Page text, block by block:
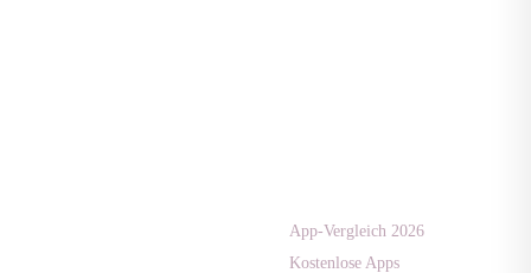
App-Vergleich 2026
Kostenlose Apps